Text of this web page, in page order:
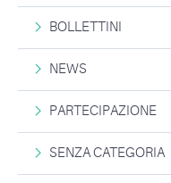
BOLLETTINI
NEWS
PARTECIPAZIONE
SENZA CATEGORIA